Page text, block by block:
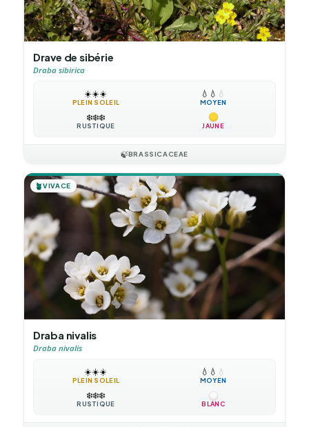
Drave de sibérie
Draba sibirica
☀️☀️☀️
PLEIN SOLEIL
💧 💧 💧
MOYEN
❄️❄️❄️
RUSTIQUE JAUNE
🍃BRASSICACEAE
🪴VIVACE
Draba nivalis
Draba nivalis
☀️☀️☀️
PLEIN SOLEIL
💧 💧 💧
MOYEN
❄️❄️❄️
RUSTIQUE BLANC